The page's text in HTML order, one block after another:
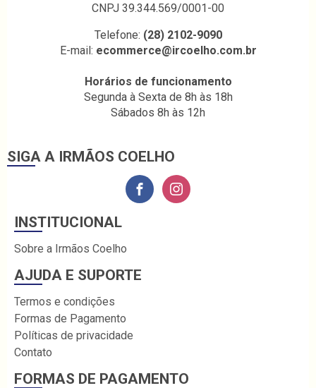
CNPJ 39.344.569/0001-00
Telefone: (28) 2102-9090
E-mail: ecommerce@ircoelho.com.br
Horários de funcionamento
Segunda à Sexta de 8h às 18h
Sábados 8h às 12h
SIGA A IRMÃOS COELHO
INSTITUCIONAL
Sobre a Irmãos Coelho
AJUDA E SUPORTE
Termos e condições
Formas de Pagamento
Políticas de privacidade
Contato
FORMAS DE PAGAMENTO